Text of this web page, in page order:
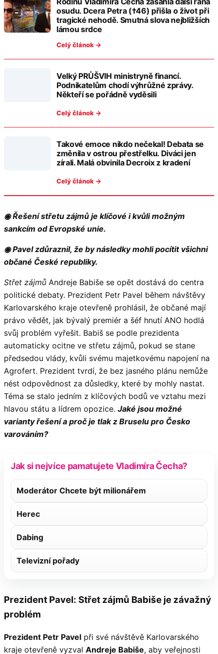
osudu. Dcera Petra (†46) přišla o život při
tragické nehodě. Smutná slova nejbližších
lámou srdce
Celý článok →
Velký PRŮŠVIH ministryně financí.
Podnikatelům chodí výhrůžné zprávy.
Někteří se pořádně vyděsili
Celý článok →
Takové emoce nikdo nečekal! Debata se
změnila v ostrou přestřelku. Diváci jen
zírali. Malá obvinila Decroix z kradení
Celý článok →
◉ Řešení střetu zájmů je klíčové i kvůli možným
sankcím od Evropské unie.
◉ Pavel zdůraznil, že by následky mohli pocítit všichni
občané České republiky.
Střet zájmů Andreje Babiše se opět dostává do centra
politické debaty. Prezident Petr Pavel během návštěvy
Karlovarského kraje otevřeně prohlásil, že občané mají
právo vědět, jak bývalý premiér a šéf hnutí ANO hodlá
svůj problém vyřešit. Babiš se podle prezidenta
automaticky ocitne ve střetu zájmů, pokud se stane
předsedou vlády, kvůli svému majetkovému napojení na
Agrofert. Prezident tvrdí, že bez jasného plánu nemůže
nést odpovědnost za důsledky, které by mohly nastat.
Téma se stalo jedním z klíčových bodů ve vztahu mezi
hlavou státu a lídrem opozice. Jaké jsou možné
varianty řešení a proč je tlak z Bruselu pro Česko
varováním?
Jak si nejvíce pamatujete Vladimíra Čecha?
Moderátor Chcete být milionářem
Herec
Dabing
Televizní pořady
Prezident Pavel: Střet zájmů Babiše je závažný
problém
Prezident Petr Pavel při své návštěvě Karlovarského
kraje otevřeně vyzval Andreje Babiše, aby veřejnosti